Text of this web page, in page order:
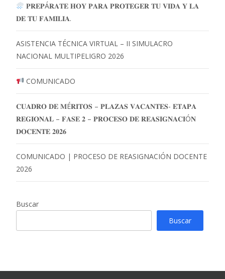
𝐏𝐑𝐄𝐏Á𝐑𝐀𝐓𝐄 𝐇𝐎𝐘 𝐏𝐀𝐑𝐀 𝐏𝐑𝐎𝐓𝐄𝐆𝐄𝐑 𝐓𝐔 𝐕𝐈𝐃𝐀 𝐘 𝐋𝐀
𝐃𝐄 𝐓𝐔 𝐅𝐀𝐌𝐈𝐋𝐈𝐀.
ASISTENCIA TÉCNICA VIRTUAL – II SIMULACRO
NACIONAL MULTIPELIGRO 2026
COMUNICADO
𝐂𝐔𝐀𝐃𝐑𝐎 𝐃𝐄 𝐌É𝐑𝐈𝐓𝐎𝐒 – 𝐏𝐋𝐀𝐙𝐀𝐒 𝐕𝐀𝐂𝐀𝐍𝐓𝐄𝐒- 𝐄𝐓𝐀𝐏𝐀
𝐑𝐄𝐆𝐈𝐎𝐍𝐀𝐋 – 𝐅𝐀𝐒𝐄 𝟐 – 𝐏𝐑𝐎𝐂𝐄𝐒𝐎 𝐃𝐄 𝐑𝐄𝐀𝐒𝐈𝐆𝐍𝐀𝐂𝐈Ó𝐍
𝐃𝐎𝐂𝐄𝐍𝐓𝐄 𝟐𝟎𝟐𝟔
COMUNICADO | PROCESO DE REASIGNACIÓN DOCENTE
2026
Buscar
Buscar